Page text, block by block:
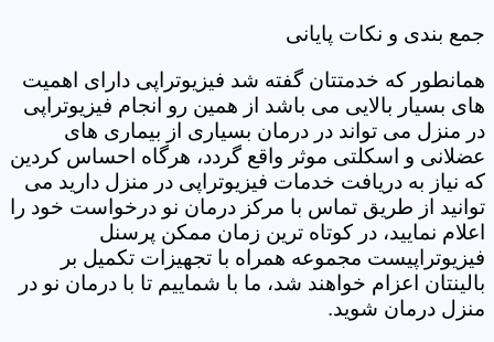
جمع بندی و نکات پایانی
همانطور که خدمتتان گفته شد فیزیوتراپی دارای اهمیت
های بسیار بالایی می باشد از همین رو انجام فیزیوتراپی
در منزل می تواند در درمان بسیاری از بیماری های
عضلانی و اسکلتی موثر واقع گردد، هرگاه احساس کردین
که نیاز به دریافت خدمات فیزیوتراپی در منزل دارید می
توانید از طریق تماس با مرکز درمان نو درخواست خود را
اعلام نمایید، در کوتاه ترین زمان ممکن پرسنل
فیزیوتراپیست مجموعه همراه با تجهیزات تکمیل بر
بالینتان اعزام خواهند شد، ما با شماییم تا با درمان نو در
منزل درمان شوید.